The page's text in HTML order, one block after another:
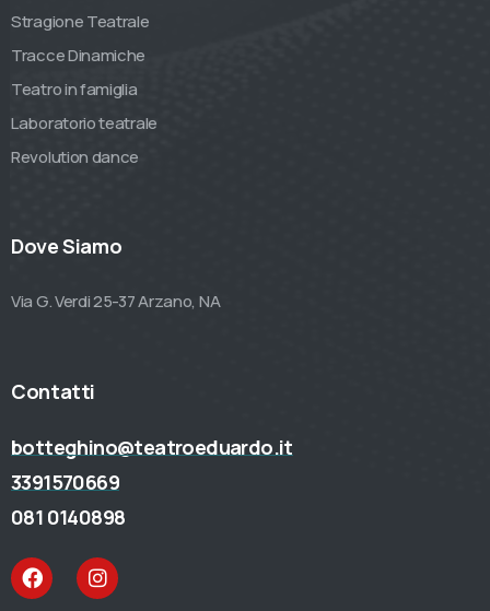
Stragione Teatrale
Tracce Dinamiche
Teatro in famiglia
Laboratorio teatrale
Revolution dance
Dove Siamo
Via G. Verdi 25-37 Arzano, NA
Contatti
botteghino@teatroeduardo.it
3391570669
081 0140898